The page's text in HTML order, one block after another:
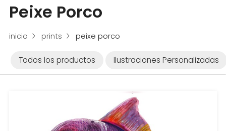
Peixe Porco
inicio prints peixe porco
Todos los productos Ilustraciones Personalizadas